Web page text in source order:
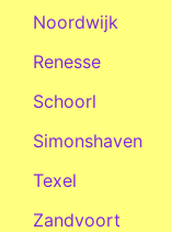
Noordwijk
Renesse
Schoorl
Simonshaven
Texel
Zandvoort